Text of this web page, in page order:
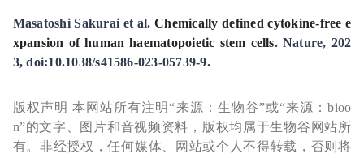
Masatoshi Sakurai et al.Chemically defined cytokine-free e
xpansion of human haematopoietic stem cells. Nature, 202
3, doi:10.1038/s41586-023-05739-9.
版权声明 本网站所有注明“来源：生物谷”或“来源：bioo
n”的文字、图片和音视频资料，版权均属于生物谷网站所
有。非经授权，任何媒体、网站或个人不得转载，否则将